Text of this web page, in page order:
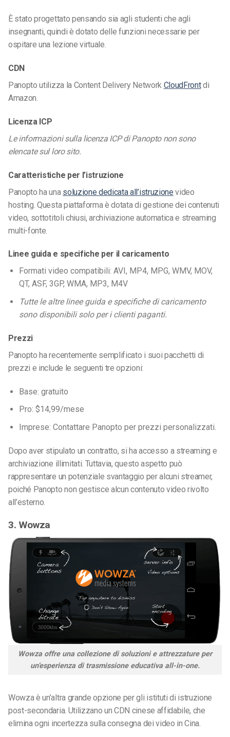
È stato progettato pensando sia agli studenti che agli
insegnanti, quindi è dotato delle funzioni necessarie per
ospitare una lezione virtuale.
CDN
Panopto utilizza la Content Delivery Network CloudFrontdi
Amazon.
Licenza ICP
Le informazioni sulla licenza ICP di Panopto non sono
elencate sul loro sito.
Caratteristiche per l’istruzione
Panopto ha una soluzione dedicata all’istruzione video
hosting. Questa piattaforma è dotata di gestione dei contenuti
video, sottotitoli chiusi, archiviazione automatica e streaming
multi-fonte.
Linee guida e specifiche per il caricamento
Formati video compatibili: AVI, MP4, MPG, WMV, MOV,
QT, ASF, 3GP, WMA, MP3, M4V
Tutte le altre linee guida e specifiche di caricamento
sono disponibili solo per i clienti paganti.
Prezzi
Panopto ha recentemente semplificato i suoi pacchetti di
prezzi e include le seguenti tre opzioni:
Base: gratuito
Pro: $14,99/mese
Imprese: Contattare Panopto per prezzi personalizzati.
Dopo aver stipulato un contratto, si ha accesso a streaming e
archiviazione illimitati. Tuttavia, questo aspetto può
rappresentare un potenziale svantaggio per alcuni streamer,
poiché Panopto non gestisce alcun contenuto video rivolto
all’esterno.
3. Wowza
Wowza offre una collezione di soluzioni e attrezzature per
un’esperienza di trasmissione educativa all-in-one.
Wowza è un’altra grande opzione per gli istituti di istruzione
post-secondaria. Utilizzano un CDN cinese affidabile, che
elimina ogni incertezza sulla consegna dei video in Cina.